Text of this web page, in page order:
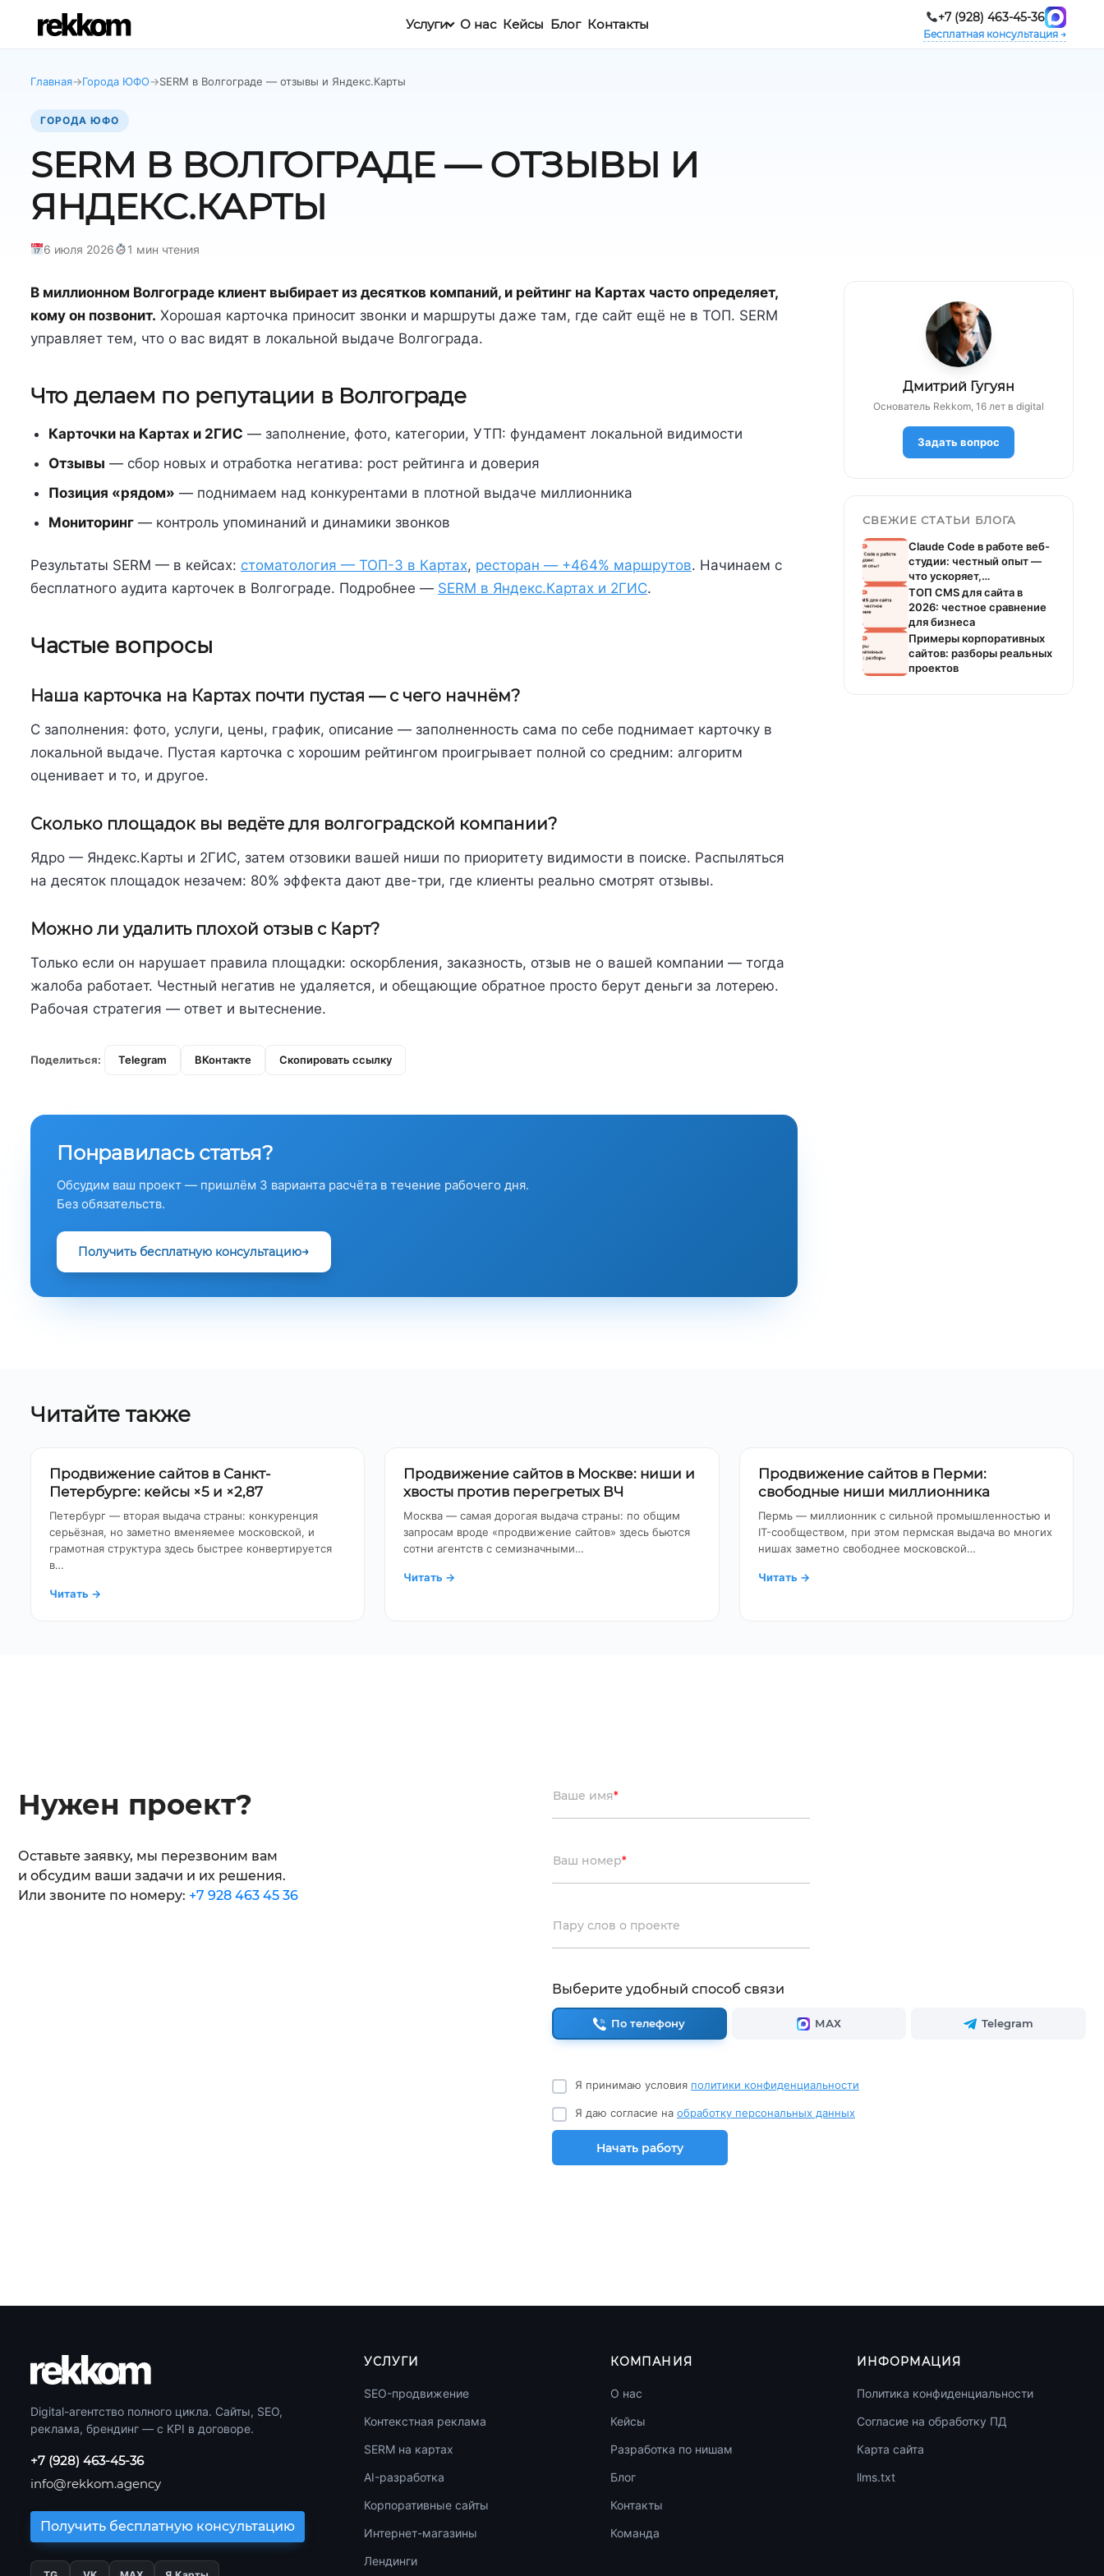
Услуги О нас Кейсы Блог Контакты +7 (928) 463-45-36
Бесплатная консультация →
Главная→Города ЮФО→SERM в Волгограде — отзывы и Яндекс.Карты
ГОРОДА ЮФО
SERM В ВОЛГОГРАДЕ — ОТЗЫВЫ И
ЯНДЕКС.КАРТЫ
6 июля 2026 1 мин чтения
В миллионном Волгограде клиент выбирает из десятков компаний, и рейтинг на Картах часто определяет,
кому он позвонит. Хорошая карточка приносит звонки и маршруты даже там, где сайт ещё не в ТОП. SERM
управляет тем, что о вас видят в локальной выдаче Волгограда.
Что делаем по репутации в Волгограде
Карточки на Картах и 2ГИС — заполнение, фото, категории, УТП: фундамент локальной видимости
Отзывы — сбор новых и отработка негатива: рост рейтинга и доверия
Позиция «рядом» — поднимаем над конкурентами в плотной выдаче миллионника
Мониторинг — контроль упоминаний и динамики звонков
Результаты SERM — в кейсах: стоматология — ТОП-3 в Картах, ресторан — +464% маршрутов. Начинаем с
бесплатного аудита карточек в Волгограде. Подробнее — SERM в Яндекс.Картах и 2ГИС.
Частые вопросы
Наша карточка на Картах почти пустая — с чего начнём?
С заполнения: фото, услуги, цены, график, описание — заполненность сама по себе поднимает карточку в
локальной выдаче. Пустая карточка с хорошим рейтингом проигрывает полной со средним: алгоритм
оценивает и то, и другое.
Сколько площадок вы ведёте для волгоградской компании?
Ядро — Яндекс.Карты и 2ГИС, затем отзовики вашей ниши по приоритету видимости в поиске. Распыляться
на десяток площадок незачем: 80% эффекта дают две-три, где клиенты реально смотрят отзывы.
Можно ли удалить плохой отзыв с Карт?
Только если он нарушает правила площадки: оскорбления, заказность, отзыв не о вашей компании — тогда
жалоба работает. Честный негатив не удаляется, и обещающие обратное просто берут деньги за лотерею.
Рабочая стратегия — ответ и вытеснение.
Поделиться: Telegram ВКонтакте Скопировать ссылку
Понравилась статья?
Обсудим ваш проект — пришлём 3 варианта расчёта в течение рабочего дня.
Без обязательств.
Получить бесплатную консультацию
Дмитрий Гугуян
Основатель Rekkom, 16 лет в digital
Задать вопрос
СВЕЖИЕ СТАТЬИ БЛОГА
Claude Code в работе веб-
студии: честный опыт —
что ускоряет,…
ТОП CMS для сайта в
2026: честное сравнение
для бизнеса
Примеры корпоративных
сайтов: разборы реальных
проектов
Читайте также
Продвижение сайтов в Санкт-
Петербурге: кейсы ×5 и ×2,87
Петербург — вторая выдача страны: конкуренция
серьёзная, но заметно вменяемее московской, и
грамотная структура здесь быстрее конвертируется
в…
Читать →
Продвижение сайтов в Москве: ниши и
хвосты против перегретых ВЧ
Москва — самая дорогая выдача страны: по общим
запросам вроде «продвижение сайтов» здесь бьются
сотни агентств с семизначными…
Читать →
Продвижение сайтов в Перми:
свободные ниши миллионника
Пермь — миллионник с сильной промышленностью и
IT-сообществом, при этом пермская выдача во многих
нишах заметно свободнее московской…
Читать →
Нужен проект?
Оставьте заявку, мы перезвоним вам
и обсудим ваши задачи и их решения.
Или звоните по номеру: +7 928 463 45 36
Ваше имя*
Ваш номер*
Пару слов о проекте
Выберите удобный способ связи
По телефону МАХ Telegram
Я принимаю условия политики конфиденциальности
Я даю согласие на обработку персональных данных
Начать работу
Digital-агентство полного цикла. Сайты, SEO,
реклама, брендинг — с KPI в договоре.
+7 (928) 463-45-36
info@rekkom.agency
Получить бесплатную консультацию
УСЛУГИ
SEO-продвижение
Контекстная реклама
SERM на картах
AI-разработка
Корпоративные сайты
Интернет-магазины
Лендинги
КОМПАНИЯ
О нас
Кейсы
Разработка по нишам
Блог
Контакты
Команда
ИНФОРМАЦИЯ
Политика конфиденциальности
Согласие на обработку ПД
Карта сайта
llms.txt